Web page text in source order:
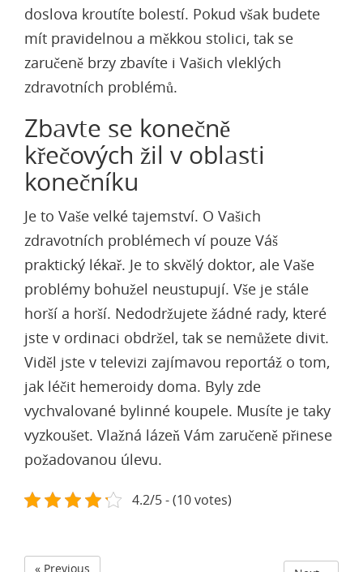
doslova kroutíte bolestí. Pokud však budete
mít pravidelnou a měkkou stolici, tak se
zaručeně brzy zbavíte i Vašich vleklých
zdravotních problémů.
Zbavte se konečně
křečových žil v oblasti
konečníku
Je to Vaše velké tajemství. O Vašich
zdravotních problémech ví pouze Váš
praktický lékař. Je to skvělý doktor, ale Vaše
problémy bohužel neustupují. Vše je stále
horší a horší. Nedodržujete žádné rady, které
jste v ordinaci obdržel, tak se nemůžete divit.
Viděl jste v televizi zajímavou reportáž o tom,
jak léčit hemeroidy doma. Byly zde
vychvalované bylinné koupele. Musíte je taky
vyzkoušet. Vlažná lázeň Vám zaručeně přinese
požadovanou úlevu.
4.2/5 - (10 votes)
« Previous